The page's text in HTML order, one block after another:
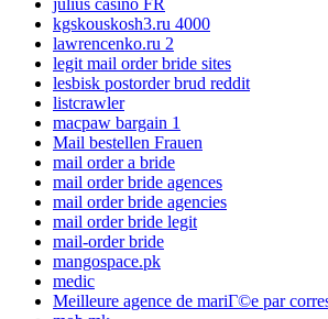
julius casino FR
kgskouskosh3.ru 4000
lawrencenko.ru 2
legit mail order bride sites
lesbisk postorder brud reddit
listcrawler
macpaw bargain 1
Mail bestellen Frauen
mail order a bride
mail order bride agences
mail order bride agencies
mail order bride legit
mail-order bride
mangospace.pk
medic
Meilleure agence de mariГ©e par